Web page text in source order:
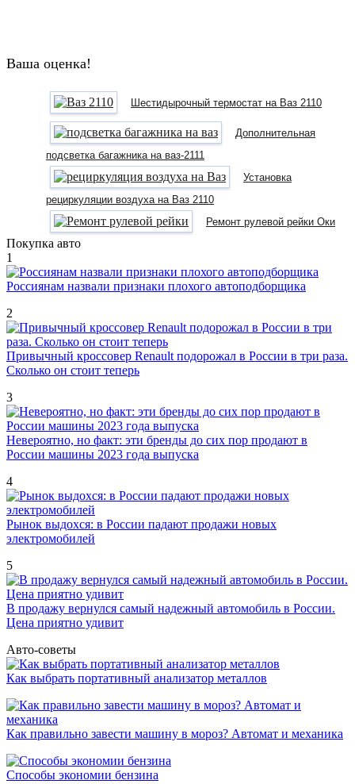
Ваша оценка!
Шестидырочный термостат на Ваз 2110
Дополнительная
подсветка багажника на ваз-2111
Установка
рециркуляции воздуха на Ваз 2110
Ремонт рулевой рейки Оки
Покупка авто
1
Россиянам назвали признаки плохого автоподборщика
2
Привычный кроссовер Renault подорожал в России в три раза.
Сколько он стоит теперь
3
Невероятно, но факт: эти бренды до сих пор продают в
России машины 2023 года выпуска
4
Рынок выдохся: в России падают продажи новых
электромобилей
5
В продажу вернулся самый надежный автомобиль в России.
Цена приятно удивит
Авто-советы
Как выбрать портативный анализатор металлов
Как правильно завести машину в мороз? Автомат и механика
Способы экономии бензина